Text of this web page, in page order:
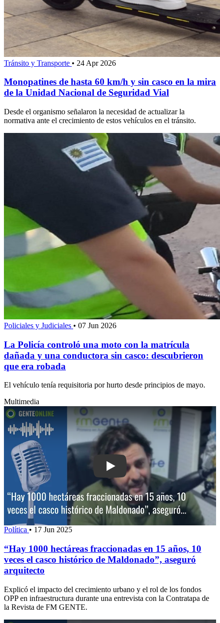
Tránsito y Transporte • 24 Apr 2026
Monopatines de hasta 60 km/h y sin casco en la mira
de la Unidad Nacional de Seguridad Vial
Desde el organismo señalaron la necesidad de actualizar la
normativa ante el crecimiento de estos vehículos en el tránsito.
Policiales y Judiciales • 07 Jun 2026
La Policía controló una moto con la matrícula
dañada y una conductora sin casco: descubrieron
que era robada
El vehículo tenía requisitoria por hurto desde principios de mayo.
Multimedia
Play: “Hay 1000 hectáreas
Política • 17 Jun 2025
“Hay 1000 hectáreas fraccionadas en 15 años, 10
veces el casco histórico de Maldonado”, aseguró
arquitecto
Explicó el impacto del crecimiento urbano y el rol de los fondos
OPP en infraestructura durante una entrevista con la Contratapa de
la Revista de FM GENTE.